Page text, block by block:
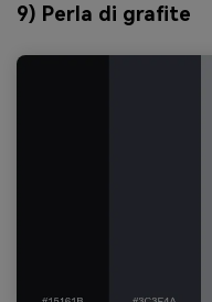
9) Perla di grafite